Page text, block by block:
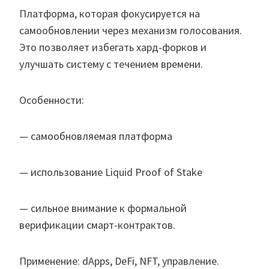
Платформа, которая фокусируется на
самообновлении через механизм голосования.
Это позволяет избегать хард-форков и
улучшать систему с течением времени.
Особенности:
— самообновляемая платформа
— использование Liquid Proof of Stake
— сильное внимание к формальной
верификации смарт-контрактов.
Применение: dApps, DeFi, NFT, управление.